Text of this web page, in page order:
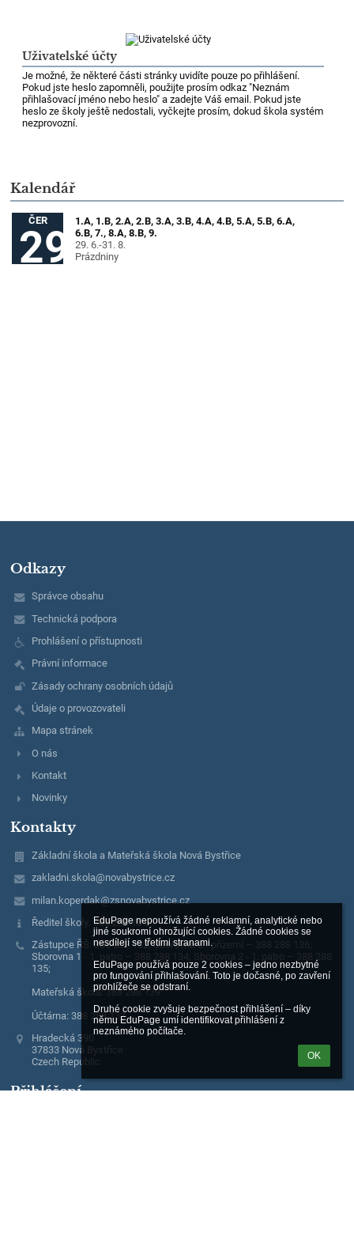
EduPage nepoužívá žádné reklamní, analytické nebo
jiné soukromí ohrožující cookies. Žádné cookies se
nesdílejí se třetími stranami.
EduPage používá pouze 2 cookies – jedno nezbytné
pro fungování přihlašování. Toto je dočasné, po zavření
prohlížeče se odstraní.
Druhé cookie zvyšuje bezpečnost přihlášení – díky
němu EduPage umí identifikovat přihlášení z
neznámého počítače.
OK
Uživatelské účty
Je možné, že některé části stránky uvidíte pouze po přihlášení.
Pokud jste heslo zapomněli, použijte prosím odkaz "Neznám
přihlašovací jméno nebo heslo" a zadejte Váš email. Pokud jste
heslo ze školy ještě nedostali, vyčkejte prosím, dokud škola systém
nezprovozní.
Kalendář
ČER
29
1.A, 1.B, 2.A, 2.B, 3.A, 3.B, 4.A, 4.B, 5.A, 5.B, 6.A,
6.B, 7., 8.A, 8.B, 9.
29. 6.-31. 8.
Prázdniny
Odkazy
Správce obsahu
Technická podpora
Prohlášení o přístupnosti
Právní informace
Zásady ochrany osobních údajů
Údaje o provozovateli
Mapa stránek
O nás
Kontakt
Novinky
Kontakty
Základní škola a Mateřská škola Nová Bystřice
zakladni.skola@novabystrice.cz
milan.koperdak@zsnovabystrice.cz
Ředitel školy: 388 288 131
Zástupce ŘŠ: 388 288 132; Sborovna 3 - přízemí – 388 288 136;
Sborovna 1 - 1. patro – 388 288 134; Sborovna 2 - 1. patro – 388 288
135;
Mateřská škola: 388 288 139
Účtárna: 388 288 133
Hradecká 390
37833 Nová Bystřice
Czech Republic
Přihlášení